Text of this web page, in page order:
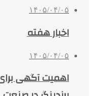
۱۴۰۵/۰۴/۰۵
اخبار هفته
۱۴۰۵/۰۴/۰۵
اهمیت آگهی